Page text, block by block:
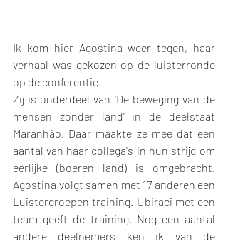
Ik kom hier Agostina weer tegen, haar
verhaal was gekozen op de luisterronde
op de conferentie.
Zij is onderdeel van 'De beweging van de
mensen zonder land' in de deelstaat
Maranhão. Daar maakte ze mee dat een
aantal van haar collega's in hun strijd om
eerlijke (boeren land) is omgebracht.
Agostina volgt samen met 17 anderen een
Luistergroepen training. Ubiraci met een
team geeft de training. Nog een aantal
andere deelnemers ken ik van de